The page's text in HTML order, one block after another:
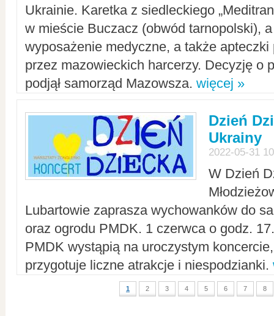
Ukrainie. Karetka z siedleckiego
w mieście Buczacz (obwód tarnopolski),
wyposażenie medyczne, a także apteczki
przez mazowieckich harcerzy. Decyzję o
podjął samorząd Mazowsza. więcej »
Dzień
Ukrainy
2022-05-31
W Dzień
Lubartowie zaprasza wychowanków do
oraz ogrodu PMDK. 1 czerwca o godz.
PMDK wystąpią na uroczystym
przygotuje liczne atrakcje i niespodzianki.
1 2 3 4 5 6 7 8